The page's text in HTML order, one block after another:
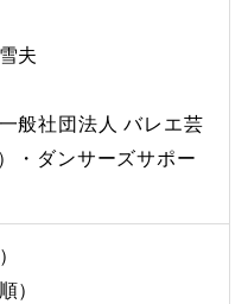
夫
般社団法人 バレエ芸
・ダンサーズサポー
）